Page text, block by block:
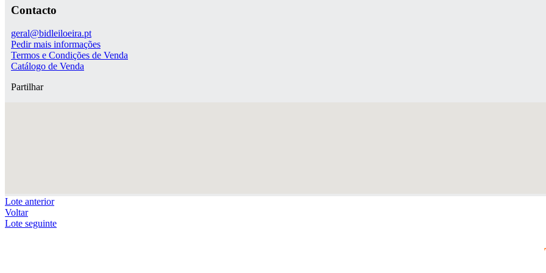
Contacto
geral@bidleiloeira.pt
Pedir mais informações
Termos e Condições de Venda
Catálogo de Venda
Partilhar
Lote anterior
Voltar
Lote seguinte